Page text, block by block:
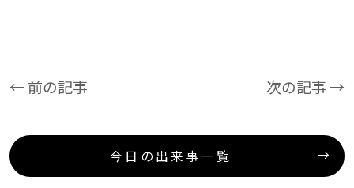
← 前の記事 次の記事 →
今日の出来事一覧